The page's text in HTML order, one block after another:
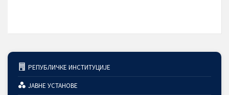
РЕПУБЛИЧКЕ ИНСТИТУЦИЈЕ
ЈАВНЕ УСТАНОВЕ